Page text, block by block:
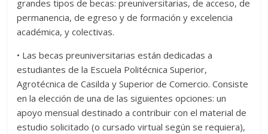
grandes tipos de becas: preuniversitarias, de acceso, de
permanencia, de egreso y de formación y excelencia
académica, y colectivas.
• Las becas preuniversitarias están dedicadas a
estudiantes de la Escuela Politécnica Superior,
Agrotécnica de Casilda y Superior de Comercio. Consiste
en la elección de una de las siguientes opciones: un
apoyo mensual destinado a contribuir con el material de
estudio solicitado (o cursado virtual según se requiera),